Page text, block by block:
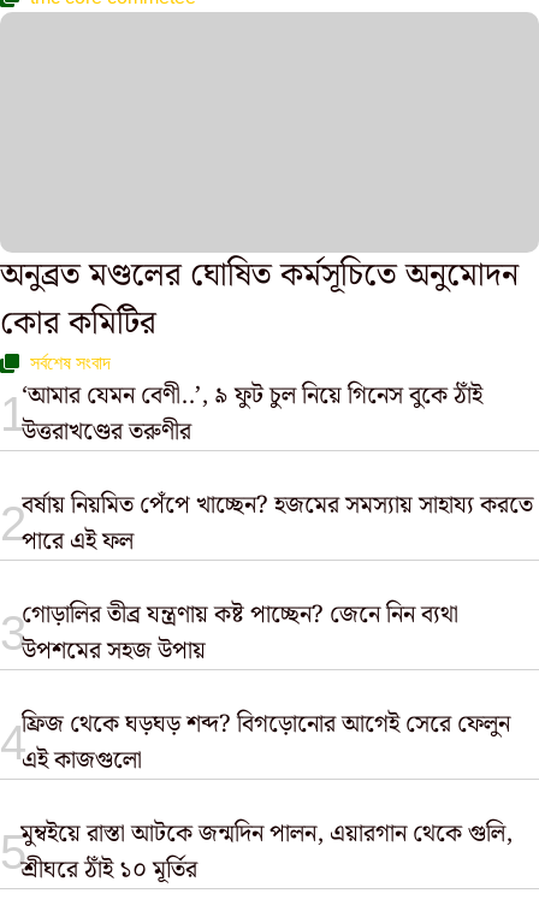
অনুব্রত মণ্ডলের ঘোষিত কর্মসূচিতে অনুমোদন
কোর কমিটির
সর্বশেষ সংবাদ
‘আমার যেমন বেণী..’, ৯ ফুট চুল নিয়ে গিনেস বুকে ঠাঁই
উত্তরাখণ্ডের তরুণীর
বর্ষায় নিয়মিত পেঁপে খাচ্ছেন? হজমের সমস্যায় সাহায্য করতে
পারে এই ফল
গোড়ালির তীব্র যন্ত্রণায় কষ্ট পাচ্ছেন? জেনে নিন ব্যথা
উপশমের সহজ উপায়
ফ্রিজ থেকে ঘড়ঘড় শব্দ? বিগড়োনোর আগেই সেরে ফেলুন
এই কাজগুলো
মুম্বইয়ে রাস্তা আটকে জন্মদিন পালন, এয়ারগান থেকে গুলি,
শ্রীঘরে ঠাঁই ১০ মূর্তির